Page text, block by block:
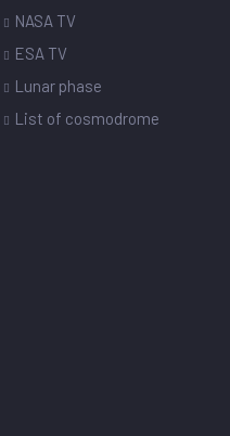
NASA TV
ESA TV
Lunar phase
List of cosmodrome